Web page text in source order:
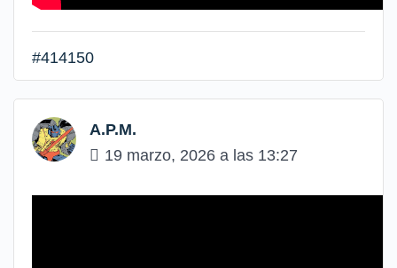
#414150
A.P.M.
19 marzo, 2026 a las 13:27